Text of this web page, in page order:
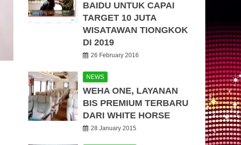
BAIDU UNTUK CAPAI
TARGET 10 JUTA
WISATAWAN TIONGKOK
DI 2019
26 February 2016
NEWS
WEHA ONE, LAYANAN
BIS PREMIUM TERBARU
DARI WHITE HORSE
28 January 2015